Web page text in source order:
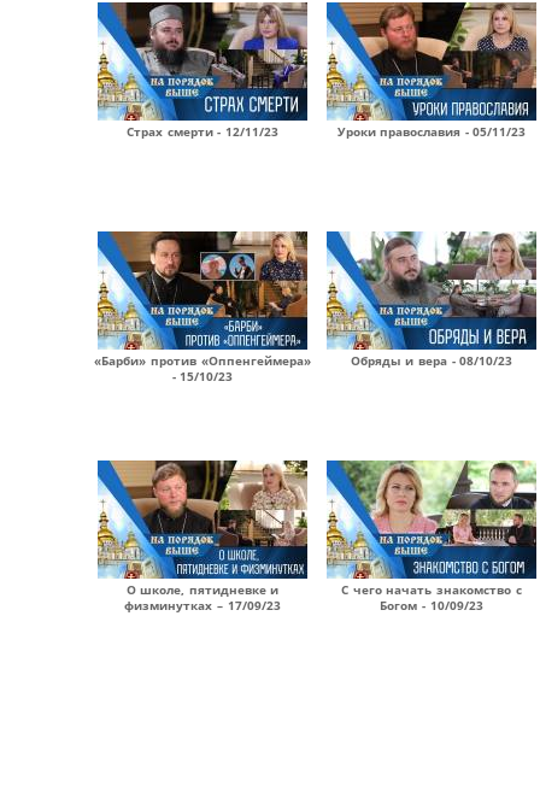
Страх смерти - 12/11/23 Уроки православия - 05/11/23
«Барби» против «Оппенгеймера»
- 15/10/23
Обряды и вера - 08/10/23
О школе, пятидневке и
физминутках – 17/09/23
С чего начать знакомство с
Богом - 10/09/23